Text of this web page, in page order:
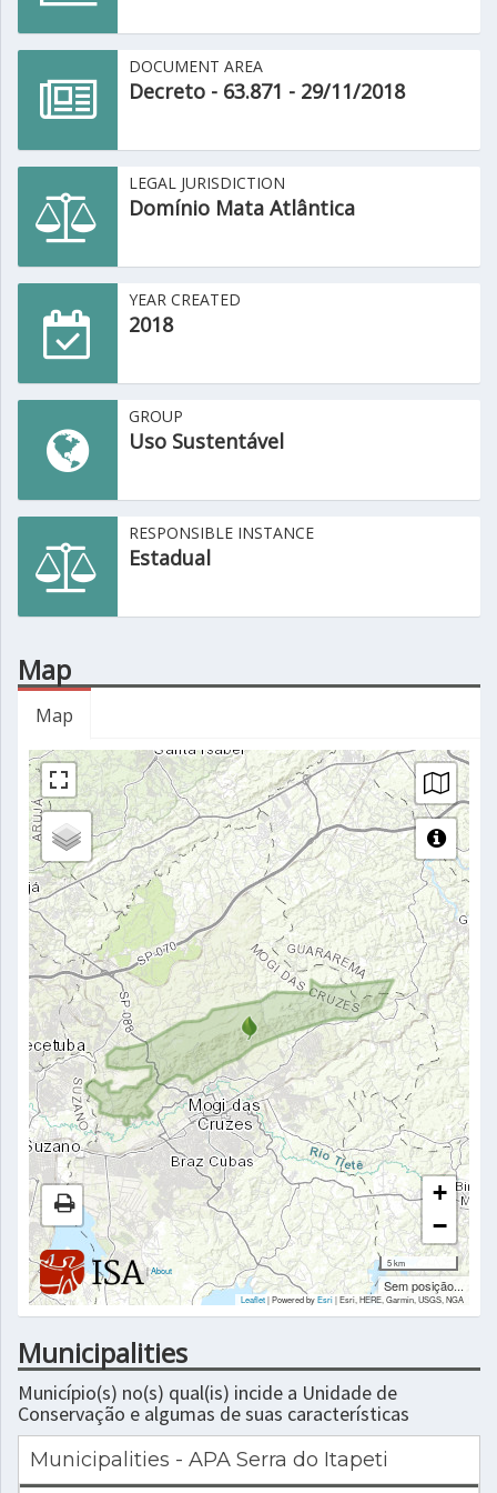
DOCUMENT AREA
Decreto - 63.871 - 29/11/2018
LEGAL JURISDICTION
Domínio Mata Atlântica
YEAR CREATED
2018
GROUP
Uso Sustentável
RESPONSIBLE INSTANCE
Estadual
Map
Map
|About
+
−
5 km
Sem posição...
Leaflet| Powered byEsri|Esri, HERE, Garmin, USGS, NGA
Municipalities
Município(s) no(s) qual(is) incide a Unidade de
Conservação e algumas de suas características
Municipalities - APA Serra do Itapeti